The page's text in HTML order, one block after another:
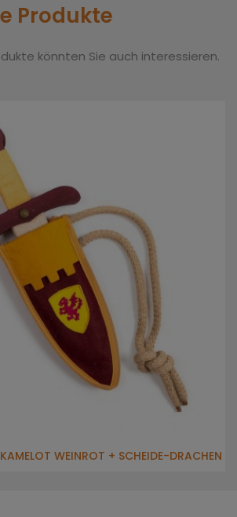
Produkte
könnten Sie auch interessieren.
WEINROT + SCHEIDE-DRACHEN